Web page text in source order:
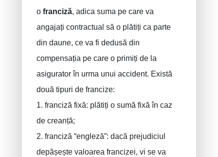
o franciză, adica suma pe care va
angajați contractual să o plătiți ca parte
din daune, ce va fi dedusă din
compensația pe care o primiți de la
asigurator în urma unui accident. Există
două tipuri de francize:
1. franciză fixă: plătiți o sumă fixă ​​în caz
de creanță;
2. franciză “engleză”: dacă prejudiciul
depășește valoarea francizei, vi se va